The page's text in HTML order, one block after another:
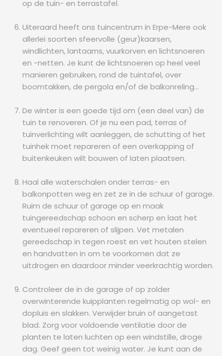
op de tuin- en terrastafel.
Uiteraard heeft ons tuincentrum in Erpe-Mere ook
allerlei soorten sfeervolle (geur)kaarsen,
windlichten, lantaarns, vuurkorven en lichtsnoeren
en -netten. Je kunt de lichtsnoeren op heel veel
manieren gebruiken, rond de tuintafel, over
boomtakken, de pergola en/of de balkonreling…
De winter is een goede tijd om (een deel van) de
tuin te renoveren. Of je nu een pad, terras of
tuinverlichting wilt aanleggen, de schutting of het
tuinhek moet repareren of een overkapping of
buitenkeuken wilt bouwen of laten plaatsen.
Haal alle waterschalen onder terras- en
balkonpotten weg en zet ze in de schuur of garage.
Ruim de schuur of garage op en maak
tuingereedschap schoon en scherp en laat het
eventueel repareren of slijpen. Vet metalen
gereedschap in tegen roest en vet houten stelen
en handvatten in om te voorkomen dat ze
uitdrogen en daardoor minder veerkrachtig worden.
Controleer de in de garage of op zolder
overwinterende kuipplanten regelmatig op wol- en
dopluis en slakken. Verwijder bruin of aangetast
blad. Zorg voor voldoende ventilatie door de
planten te laten luchten op een windstille, droge
dag. Geef geen tot weinig water. Je kunt aan de